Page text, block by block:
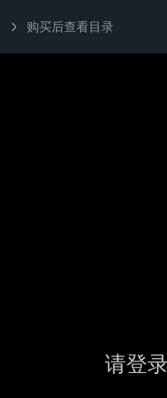
购买后查看目录
请登